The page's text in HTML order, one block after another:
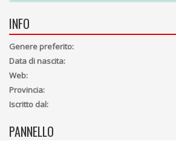
INFO
Genere preferito:
Data di nascita:
Web:
Provincia:
Iscritto dal:
PANNELLO